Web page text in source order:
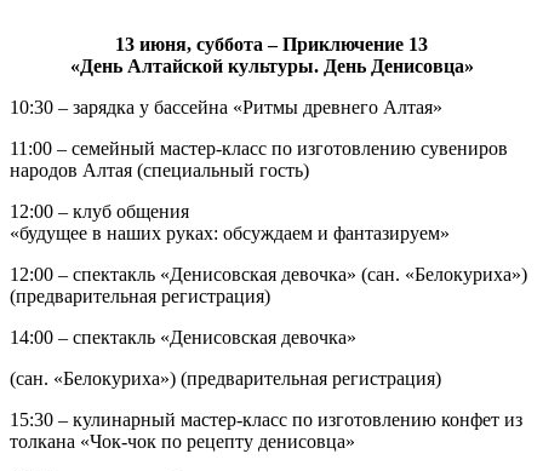
13 июня, суббота – Приключение 13
«День Алтайской культуры. День Денисовца»
10:30 – зарядка у бассейна «Ритмы древнего Алтая»
11:00 – семейный мастер-класс по изготовлению сувениров
народов Алтая (специальный гость)
12:00 – клуб общения
«будущее в наших руках: обсуждаем и фантазируем»
12:00 – спектакль «Денисовская девочка» (сан. «Белокуриха»)
(предварительная регистрация)
14:00 – спектакль «Денисовская девочка»
(сан. «Белокуриха») (предварительная регистрация)
15:30 – кулинарный мастер-класс по изготовлению конфет из
толкана «Чок-чок по рецепту денисовца»